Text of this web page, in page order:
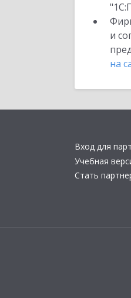
и
на
Вход для
Учебная
Стать